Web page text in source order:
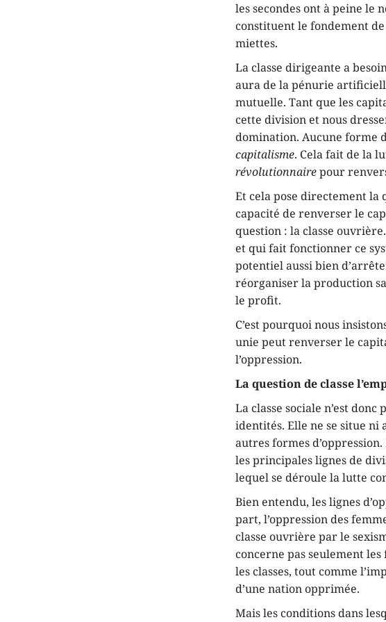
les secondes ont à peine le
constituent le fondement
miettes.
La classe dirigeante a
aura de la pénurie
mutuelle. Tant que les
cette division et nous
domination. Aucune forme
capitalisme. Cela fait de la
révolutionnairepour
Et cela pose directement la
capacité de renverser le
question : la classe
et qui fait fonctionner ce
potentiel aussi bien
réorganiser la production
le profit.
C’est pourquoi nous
unie peut renverser le
l’oppression.
La question de classe
La classe sociale n’est
identités. Elle ne se situe
autres formes
les principales lignes de
lequel se déroule la lutte
Bien entendu, les lignes
part, l’oppression des
classe ouvrière par le
concerne pas seulement
les classes, tout comme
d’une nation opprimée.
Mais les conditions dans